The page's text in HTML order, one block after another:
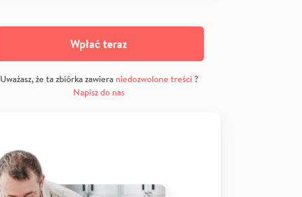
Wpłać teraz
Uważasz, że ta zbiórka zawiera niedozwolone treści?
Napisz do nas